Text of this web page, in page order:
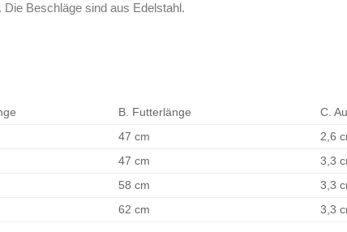
Beschläge sind aus Edelstahl.
B. Futterlänge C.
47 cm 2,6
47 cm 3,3
58 cm 3,3
62 cm 3,3